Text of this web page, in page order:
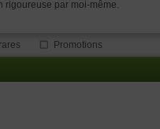
rigoureuse par moi-même.
Promotions